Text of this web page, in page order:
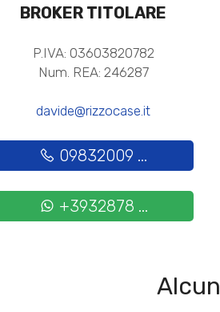
BROKER TITOLARE
P.IVA: 03603820782
Num. REA: 246287
davide@rizzocase.it
09832009 ...
+3932878 ...